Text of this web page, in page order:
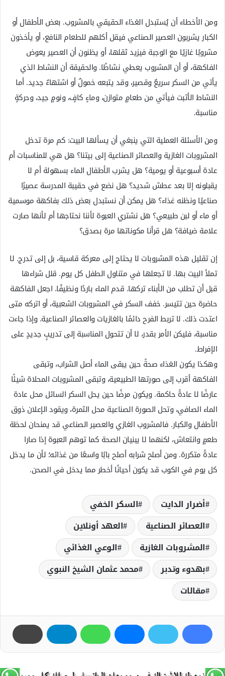
ومن الأخطاء أن يُستبدل الغذاء الحقيقي بالمشروب. بعض الأطفال أو
الكبار يشربون العصير الصناعي فيقل أكلهم للطعام النافع، أو يأخذون
مشروبًا غازيًا مع الوجبة فيزيد ثقلها، أو يظنون أن العصير يعوض
الفاكهة، أو أن المشروب يعطي نشاطًا. والحقيقة أن النشاط الذي
يأتي من السكر سريعٌ وقصير، وقد يتبعه خمولٌ أو اشتهاءٌ جديد. أما
النشاط الأثبت فيأتي من طعامٍ متوازن، وماءٍ كافٍ، ونومٍ جيد، وحركةٍ
مناسبة.
ومن الأسئلة العملية التي ينبغي أن يسألها البيت: كم مرة تدخل
المشروبات الغازية والعصائر الصناعية إلى بيتنا؟ هل هي للمناسبات أم
عادة أسبوعية أو يومية؟ هل يشرب الأطفال الماء بسهولة أم لا
يقبلونه إلا بعد عطش شديد؟ هل نضع في حقيبة المدرسة عصيرًا
صناعيًا ونظنه غذاء؟ هل يمكن أن نستبدل بعض ذلك بفاكهة موسمية
أو ماء أو لبن طبيعي؟ هل نشتري العبوة لأننا نحتاجها أم لأنها صارت
علامة ضيافة؟ هل قرأنا مكوناتها مرة بصدق؟
إن تقليل هذه المشروبات لا يحتاج إلى معركة قاسية، بل إلى تدرج. لا
تملأ البيت بها. لا تجعلها في متناول الطفل كل يوم. قلل شراءها
قبل أن تطلب من الأبناء تركها. قدم الماء باردًا ونظيفًا. اجعل الفاكهة
حاضرة حين تتيسر. خفف السكر في المشروبات الشعبية، أو اتركه متى
اعتدت ذلك. لا تربط الفرح دائمًا بالغازيات والعصائر الصناعية. وإذا جاءت
مناسبة، فليكن الأمر بقدر، لا أن تتحول المناسبة إلى تدريبٍ جديدٍ على
الإفراط.
وهكذا يكون الغذاء صحةً حين يبقى الماء أصل الشراب، وتبقى
الفاكهة أقرب إلى صورتها الطبيعية، وتبقى المشروبات المحلاة شيئًا
عارضًا لا عادةً حاكمة. ويكون مرضًا حين يحل السكر السائل محل عادة
الماء الصافي، وتحل الصورة الصناعية محل الثمرة، ويقود الإعلان ذوق
الأطفال والكبار. فالمشروب الغازي والعصير الصناعي قد يمنحان لحظة
طعمٍ وانتعاش، لكنهما لا يبنيان الصحة كما توهم العبوة إذا صارا
عادةً متكررة. ومن أصلح شرابه أصلح بابًا واسعًا من غذائه؛ لأن ما يدخل
كل يوم في الكوب قد يكون أحيانًا أخطر مما يدخل في الصحن.
أضرار الدايت
السكر الخفي
العصائر الصناعية
العهد أونلاين
المشروبات الغازية
الوعي الغذائي
بهدوء وتدبر
محمد عثمان الشيخ النبوي
مقالات